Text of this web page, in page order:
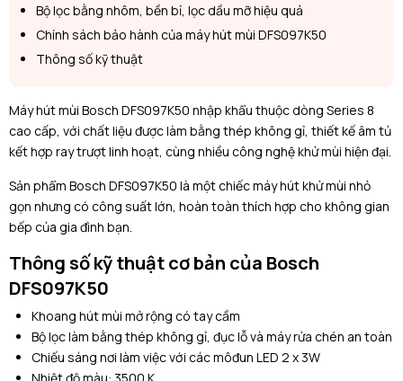
Bộ lọc bằng nhôm, bền bỉ, lọc dầu mỡ hiệu quả
Chính sách bảo hành của máy hút mùi DFS097K50
Thông số kỹ thuật
Máy hút mùi Bosch DFS097K50 nhập khẩu thuộc dòng Series 8
cao cấp, với chất liệu được làm bằng thép không gỉ, thiết kế âm tủ
kết hợp ray trượt linh hoạt, cùng nhiều công nghệ khử mùi hiện đại.
Sản phẩm Bosch DFS097K50 là một chiếc máy hút khử mùi nhỏ
gọn nhưng có công suất lớn, hoàn toàn thích hợp cho không gian
bếp của gia đình bạn.
Thông số kỹ thuật cơ bản của Bosch
DFS097K50
Khoang hút mùi mở rộng có tay cầm
Bộ lọc làm bằng thép không gỉ, đục lỗ và máy rửa chén an toàn
Chiếu sáng nơi làm việc với các môđun LED 2 x 3W